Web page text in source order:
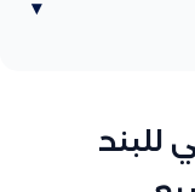
▾
للبند